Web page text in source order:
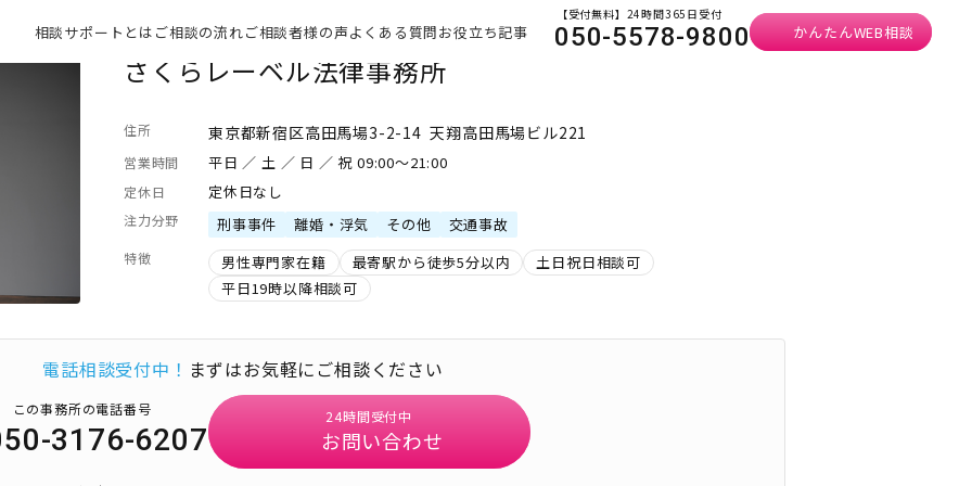
相談サポートとは ご相談の流れご相談者様の声よくある質問お役立ち記事
【受付無料】24時間365日受付
050-5578-9800 かんたんWEB相談
さくらレーベル法律事務所
住所 東京都新宿区高田馬場3-2-14 天翔高田馬場ビル221
営業時間 平日 ／ 土 ／ 日 ／ 祝 09:00～21:00
定休日 定休日なし
注力分野 刑事事件 離婚・浮気 その他 交通事故
特徴 男性専門家在籍 最寄駅から徒歩5分以内
土日祝日相談可
平日19時以降相談可
電話相談受付中！ まずはお気軽にご相談ください
この事務所の電話番号
3176-6207
24時間受付中
お問い合わせ